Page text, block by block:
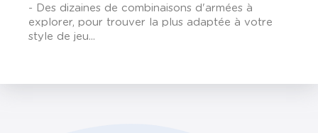
- Des dizaines de combinaisons d'armées à
explorer, pour trouver la plus adaptée à votre
style de jeu...